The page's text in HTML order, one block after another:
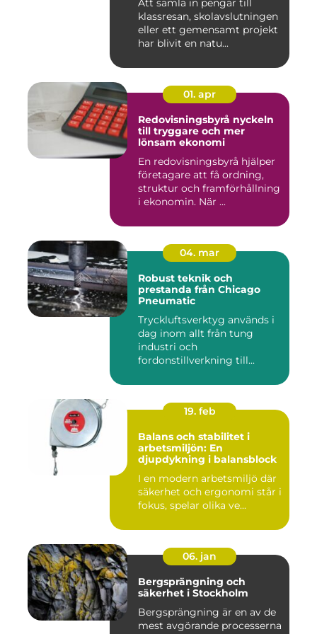
Att samla in pengar till
klassresan, skolavslutningen
eller ett gemensamt projekt
har blivit en natu...
01. apr
Redovisningsbyrå nyckeln
till tryggare och mer
lönsam ekonomi
En redovisningsbyrå hjälper
företagare att få ordning,
struktur och framförhållning
i ekonomin. När ...
04. mar
Robust teknik och
prestanda från Chicago
Pneumatic
Tryckluftsverktyg används i
dag inom allt från tung
industri och
fordonstillverkning till...
19. feb
Balans och stabilitet i
arbetsmiljön: En
djupdykning i balansblock
I en modern arbetsmiljö där
säkerhet och ergonomi står i
fokus, spelar olika ve...
06. jan
Bergsprängning och
säkerhet i Stockholm
Bergsprängning är en av de
mest avgörande processerna